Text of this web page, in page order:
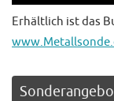
Erhältlich ist das